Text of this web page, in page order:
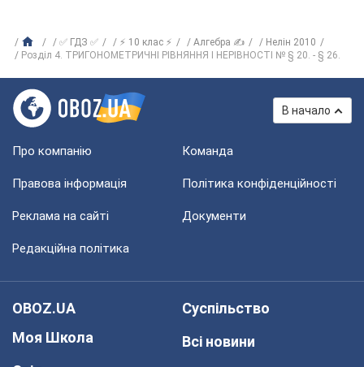
✅ ГДЗ ✅ ⚡ 10 клас ⚡ Алгебра ✍
Нелін 2010
Розділ 4. ТРИГОНОМЕТРИЧНІ РІВНЯННЯ І НЕРІВНОСТІ № § 20. - § 26.
В начало
Про компанію Команда
Правова інформація Політика конфіденційності
Реклама на сайті Документи
Редакційна політика
OBOZ.UA
Моя Школа
Суспільство
Всі новини